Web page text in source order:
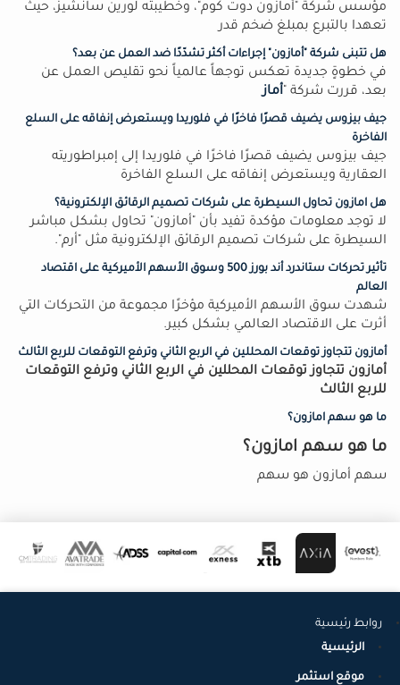
مؤسس شركة "أمازون دوت كوم"، وخطيبته لورين سانشيز، حيث
تعهدا بالتبرع بمبلغ ضخم قدر
هل تتبنى شركة "أمازون" إجراءات أكثر تشدّدًا ضد العمل عن بعد؟
في خطوةٍ جديدة تعكس توجهاً عالمياً نحو تقليص العمل عن
بعد، قررت شركة " أماز
جيف بيزوس يضيف قصرًا فاخرًا في فلوريدا ويستعرض إنفاقه على السلع
الفاخرة
جيف بيزوس يضيف قصرًا فاخرًا في فلوريدا إلى إمبراطوريته
العقارية ويستعرض إنفاقه على السلع الفاخرة
هل امازون تحاول السيطرة على شركات تصميم الرقائق الإلكترونية؟
لا توجد معلومات مؤكدة تفيد بأن "أمازون" تحاول بشكل مباشر
السيطرة على شركات تصميم الرقائق الإلكترونية مثل "أرم".
تأثير تحركات ستاندرد أند بورز 500 وسوق الأسهم الأميركية على اقتصاد
العالم
شهدت سوق الأسهم الأميركية مؤخرًا مجموعة من التحركات التي
أثرت على الاقتصاد العالمي بشكل كبير.
أمازون تتجاوز توقعات المحللين في الربع الثاني وترفع التوقعات للربع الثالث
أمازون تتجاوز توقعات المحللين في الربع الثاني وترفع التوقعات
للربع الثالث
ما هو سهم امازون؟
ما هو سهم امازون؟
سهم أمازون هو سهم
روابط رئيسية
الرئيسية
موقع استثمر